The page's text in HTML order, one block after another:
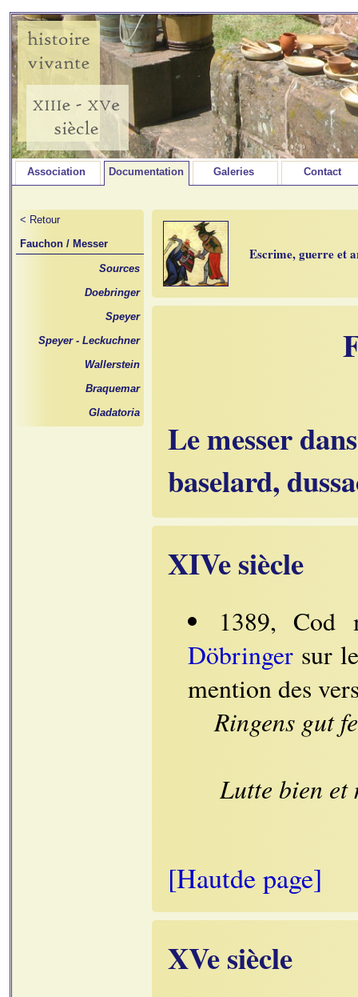
Association Documentation Galeries Contact
< Retour
Fauchon / Messer
Sources
Doebringer
Speyer
Speyer - Leckuchner
Wallerstein
Braquemar
Gladatoria
Escrime, guerre et
Le messer
baselard,
XIVe siècle
1389, Cod
Döbringer sur
mention des
Ringens gut
Lutte bien et
[Hautde page]
XVe siècle